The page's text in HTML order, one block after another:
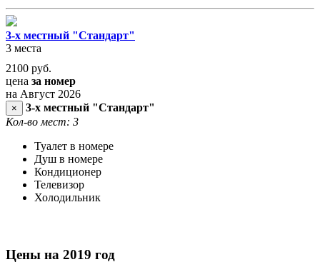
3-х местный "Стандарт"
3 места
2100 руб.
цена за номер
на Август 2026
×
3-х местный "Стандарт"
Кол-во мест: 3
Туалет в номере
Душ в номере
Кондиционер
Телевизор
Холодильник
Цены на 2019 год